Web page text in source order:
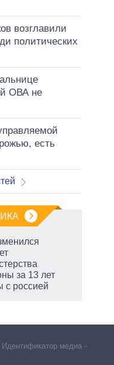
возглавили
политических
ОВА не
есть
за 13 лет
с россией
медиа –